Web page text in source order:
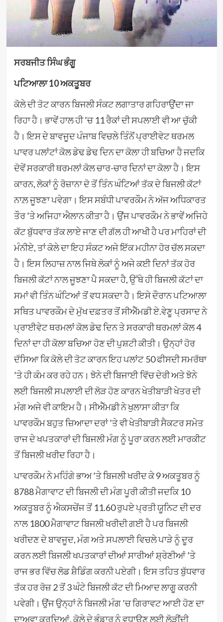
ਸਰਬਜੀਤ ਸਿੰਘ ਭੰਗੂ
ਪਟਿਆਲਾ 10 ਅਕਤੂਬਰ
ਕੋਲੇ ਦੀ ਤੋਟ ਕਾਰਨ ਬਿਜਲੀ ਸੰਕਟ ਲਗਾਤਾਰ ਗਹਿਰਾਉਂਦਾ ਜਾ
ਰਿਹਾ ਹੈ। ਭਾਵੇਂ ਹਾਲ ਹੀ ’ਚ 11 ਰੈਕਾਂ ਦੀ ਸਪਲਾਈ ਵੀ ਆ ਚੁੱਕੀ
ਹੈ। ਇਸ ਦੇ ਬਾਵਜੂਦ ਪੰਜਾਬ ਵਿਚਲੇ ਤਿੰਨੋਂ ਪ੍ਰਾਈਵੇਟ ਥਰਮਲ
ਪਾਵਰ ਪਲਾਂਟਾਂ ਕੋਲ ਡੇਢ ਡੇਢ ਦਿਨ ਦਾ ਕੋਲਾ ਹੀ ਬਚਿਆ ਹੈ ਜਦਕਿ
ਦੋਵੇਂ ਸਰਕਾਰੀ ਥਰਮਲਾਂ ਕੋਲ ਚਾਰ-ਚਾਰ ਦਿਨਾਂ ਦਾ ਕੋਲਾ ਹੈ। ਇਸ
ਕਾਰਨ, ਲੋਕਾਂ ਨੂੰ ਰੋਜ਼ਾਨਾ ਦੋ ਤੋਂ ਤਿੰਨ ਘੰਟਿਆਂ ਤੱਕ ਦੇ ਬਿਜਲੀ ਕੱਟਾਂ
ਨਾਲ਼ ਜੂਝਣਾ ਪਵੇਗਾ। ਇਸ ਸਬੰਧੀ ਪਾਵਰਕੌਮ ਨੇ ਅੱਜ ਅਧਿਕਾਰਤ
ਤੌਰ ’ਤੇ ਅਜਿਹਾ ਐਲਾਨ ਕੀਤਾ ਹੈ। ਉਂਜ ਪਾਵਰਕੌਮ ਨੇ ਭਾਵੇਂ ਅਜਿਹੇ
ਕੱਟ ਬੁੱਧਵਾਰ ਤੱਕ ਲਾਏ ਜਾਣ ਦੀ ਗੱਲ ਹੀ ਆਖੀ ਹੈ ਪਰ ਮਾਹਿਰਾਂ ਦੀ
ਮੰਨੀਏ, ਤਾਂ ਕੋਲੇ ਦਾ ਇਹ ਸੰਕਟ ਅਜੇ ਇੱਕ ਮਹੀਨਾ ਹੋਰ ਚੱਲ ਸਕਦਾ
ਹੈ। ਇਸ ਲਿਹਾਜ਼ ਨਾਲ ਜਿਥੇ ਲੋਕਾਂ ਨੂੰ ਅਜੇ ਕਈ ਦਿਨਾਂ ਤੱਕ ਹੋਰ
ਬਿਜਲੀ ਕੱਟਾਂ ਨਾਲ ਜੂਝਣਾ ਪੈ ਸਕਦਾ ਹੈ, ਉੱਥੇ ਹੀ ਬਿਜਲੀ ਕੱਟਾਂ ਦਾ
ਸਮਾਂ ਵੀ ਤਿੰਨ ਘੰਟਿਆਂ ਤੋਂ ਵਧ ਸਕਦਾ ਹੈ। ਇਸੇ ਦੌਰਾਨ ਪਟਿਆਲਾ
ਸਥਿਤ ਪਾਵਰਕੌਮ ਦੇ ਮੁੱਖ ਦਫ਼ਤਰ ਤੋਂ ਸੀਐੱਮਡੀ ਏ.ਵੇਣੂ ਪ੍ਰਸਾਦ ਨੇ
ਪ੍ਰਾਈਵੇਟ ਥਰਮਲਾਂ ਕੋਲ ਡੇਢ ਦਿਨ ਤੇ ਸਰਕਾਰੀ ਥਰਮਲਾਂ ਕੋਲ 4
ਦਿਨਾਂ ਦਾ ਹੀ ਕੋਲਾ ਬਚਿਆ ਹੋਣ ਦੀ ਪੁਸ਼ਟੀ ਕੀਤੀ। ਉਨ੍ਹਾਂ ਹੋਰ
ਦੱਸਿਆ ਕਿ ਕੋਲੇ ਦੀ ਤੋਟ ਕਾਰਨ ਇਹ ਪਲਾਂਟ 50 ਫੀਸਦੀ ਸਮਰੱਥਾ
’ਤੇ ਹੀ ਕੰਮ ਕਰ ਰਹੇ ਹਨ। ਝੋਨੇ ਦੀ ਬਿਜਾਈ ਵਿੱਚ ਦੇਰੀ ਅਤੇ ਝੋਨੇ
ਲਈ ਬਿਜਲੀ ਸਪਲਾਈ ਦੀ ਲੋੜ ਹੋਣ ਕਾਰਨ ਖੇਤੀਬਾੜੀ ਖੇਤਰ ਦੀ
ਮੰਗ ਅਜੇ ਵੀ ਕਾਇਮ ਹੈ। ਸੀਐੱਮਡੀ ਨੇ ਖੁਲਾਸਾ ਕੀਤਾ ਕਿ
ਪਾਵਰਕੌਮ ਬਹੁਤ ਜ਼ਿਆਦਾ ਦਰਾਂ ’ਤੇ ਵੀ ਖੇਤੀਬਾੜੀ ਸੈਕਟਰ ਸਮੇਤ
ਰਾਜ ਦੇ ਖਪਤਕਾਰਾਂ ਦੀ ਬਿਜਲੀ ਮੰਗ ਨੂੰ ਪੂਰਾ ਕਰਨ ਲਈ ਮਾਰਕੀਟ
ਤੋਂ ਬਿਜਲੀ ਖਰੀਦ ਰਿਹਾ ਹੈ।
ਪਾਵਰਕੌਮ ਨੇ ਮਹਿੰਗੇ ਭਾਅ ’ਤੇ ਬਿਜਲੀ ਖਰੀਦ ਕੇ 9 ਅਕਤੂਬਰ ਨੂੰ
8788 ਮੈਗਾਵਾਟ ਦੀ ਬਿਜਲੀ ਦੀ ਮੰਗ ਪੂਰੀ ਕੀਤੀ ਜਦਕਿ 10
ਅਕਤੂਬਰ ਨੂੰ ਐਕਸਚੇਂਜ ਤੋਂ 11.60 ਰੁਪਏ ਪ੍ਰਤੀ ਯੂਨਿਟ ਦੀ ਦਰ
ਨਾਲ 1800 ਮੈਗਾਵਾਟ ਬਿਜਲੀ ਖਰੀਦੀ ਗਈ ਹੈ ਪਰ ਬਿਜਲੀ
ਖਰੀਦਣ ਦੇ ਬਾਵਜੂਦ, ਮੰਗ ਅਤੇ ਸਪਲਾਈ ਵਿਚਲੇ ਪਾੜੇ ਨੂੰ ਦੂਰ
ਕਰਨ ਲਈ ਬਿਜਲੀ ਖਪਤਕਾਰਾਂ ਦੀਆਂ ਸਾਰੀਆਂ ਸ਼੍ਰੇਣੀਆਂ ’ਤੇ
ਰਾਜ ਭਰ ਵਿੱਚ ਲੋਡ ਸ਼ੈਡਿੰਗ ਕਰਨੀ ਪਏਗੀ। ਇਸ ਤਹਿਤ ਬੁੱਧਵਾਰ
ਤੱਕ ਹਰ ਰੋਜ਼ 2 ਤੋਂ 3 ਘੰਟੇ ਬਿਜਲੀ ਕੱਟ ਦੀ ਮਿਆਦ ਲਾਗੂ ਕਰਨੀ
ਪਵੇਗੀ। ਉਂਜ ਉਨ੍ਹਾਂ ਨੇ ਬਿਜਲੀ ਮੰਗ ’ਚ ਗਿਰਾਵਟ ਆਈ ਹੋਣ ਦਾ
ਦਾਅਵਾ ਕਰਦਿਆਂ, ਕੋਲੇ ਦੇ ਭੰਡਾਰ ਨੂੰ ਵਧਾਉਣ ਲਈ ਲੋੜੀਂਦੀ